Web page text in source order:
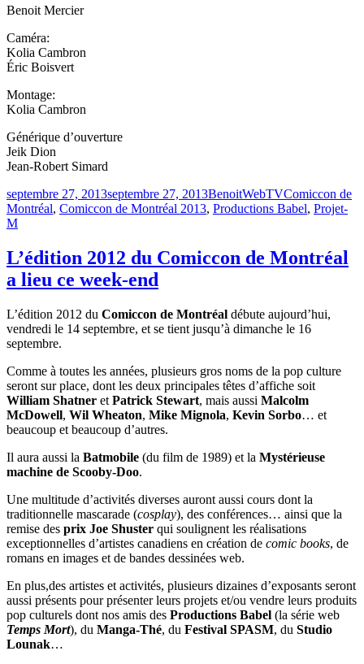
Benoit Mercier
Caméra:
Kolia Cambron
Éric Boisvert
Montage:
Kolia Cambron
Générique d’ouverture
Jeik Dion
Jean-Robert Simard
Publié
le
septembre 27, 2013septembre 27, 2013BenoitCatégories
WebTVÉtiquettes
Comiccon de
Montréal, Comiccon de Montréal 2013, Productions Babel, Projet-
M
L’édition 2012 du Comiccon de Montréal
a lieu ce week-end
L’édition 2012 du Comiccon de Montréal débute aujourd’hui,
vendredi le 14 septembre, et se tient jusqu’à dimanche le 16
septembre.
Comme à toutes les années, plusieurs gros noms de la pop culture
seront sur place, dont les deux principales têtes d’affiche soit
William Shatner et Patrick Stewart, mais aussi Malcolm
McDowell, Wil Wheaton, Mike Mignola, Kevin Sorbo… et
beaucoup et beaucoup d’autres.
Il aura aussi la Batmobile (du film de 1989) et la Mystérieuse
machine de Scooby-Doo.
Une multitude d’activités diverses auront aussi cours dont la
traditionnelle mascarade (cosplay), des conférences… ainsi que la
remise des prix Joe Shuster qui soulignent les réalisations
exceptionnelles d’artistes canadiens en création de comic books, de
romans en images et de bandes dessinées web.
En plus,des artistes et activités, plusieurs dizaines d’exposants seront
aussi présents pour présenter leurs projets et/ou vendre leurs produits
pop culturels dont nos amis des Productions Babel (la série web
Temps Mort), du Manga-Thé, du Festival SPASM, du Studio
Lounak…